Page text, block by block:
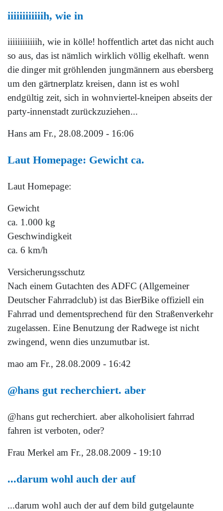
iiiiiiiiiiiih, wie in
iiiiiiiiiiiih, wie in kölle! hoffentlich artet das nicht auch
so aus, das ist nämlich wirklich völlig ekelhaft. wenn
die dinger mit gröhlenden jungmännern aus ebersberg
um den gärtnerplatz kreisen, dann ist es wohl
endgültig zeit, sich in wohnviertel-kneipen abseits der
party-innenstadt zurückzuziehen...
Hans am Fr., 28.08.2009 - 16:06
Laut Homepage: Gewicht ca.
Laut Homepage:
Gewicht
ca. 1.000 kg
Geschwindigkeit
ca. 6 km/h
Versicherungsschutz
Nach einem Gutachten des ADFC (Allgemeiner
Deutscher Fahrradclub) ist das BierBike offiziell ein
Fahrrad und dementsprechend für den Straßenverkehr
zugelassen. Eine Benutzung der Radwege ist nicht
zwingend, wenn dies unzumutbar ist.
mao am Fr., 28.08.2009 - 16:42
@hans gut recherchiert. aber
@hans gut recherchiert. aber alkoholisiert fahrrad
fahren ist verboten, oder?
Frau Merkel am Fr., 28.08.2009 - 19:10
...darum wohl auch der auf
...darum wohl auch der auf dem bild gutgelaunte